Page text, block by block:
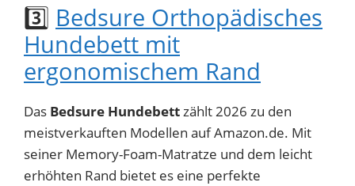
3️⃣ Bedsure Orthopädisches
Hundebett mit
ergonomischem Rand
Das Bedsure Hundebettzählt 2026 zu den
meistverkauften Modellen auf Amazon.de. Mit
seiner Memory-Foam-Matratze und dem leicht
erhöhten Rand bietet es eine perfekte